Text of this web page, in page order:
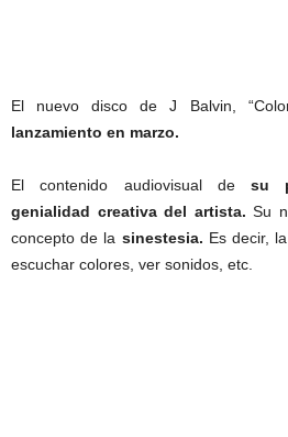
El nuevo disco de J Balvin,
lanzamiento en marzo.
El contenido audiovisual desu
genialidad creativa del artista. Su
concepto de la sinestesia. Es decir,
escuchar colores, ver sonidos, etc.